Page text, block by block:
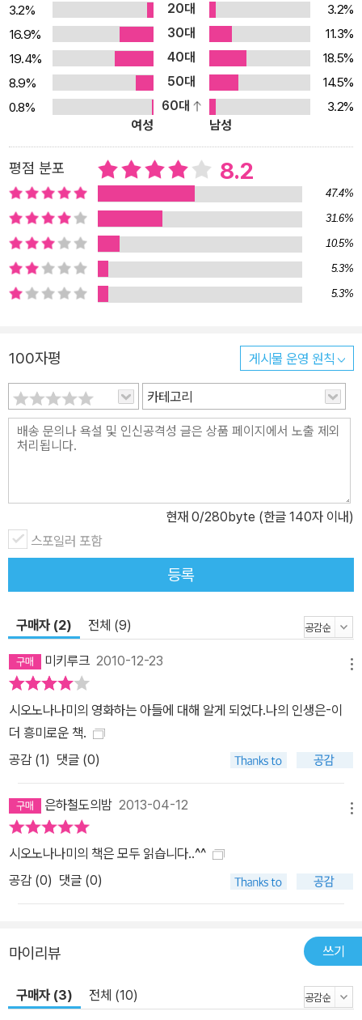
고 다양한 영화를 섭렵하면서 쌓인 내공으로 탄탄히 다져진 시모네의
평론 수준은 전문가 못지않게 심도 있고 날카롭다. 영화라면 죽고 못
사는 기이한 모자가 만일 ‘영화’라는 주제로 본격적인 대화를 나눈다
면 과연 어떤 그림이 그려질까. 시오노 나나미 담당 편집자의 제안에
서 시작되어 2009년 일본에서 펴낸 <로마에서 말하다>는 ‘아들과
나눈 영화 이야기’이자 부모와 자식의 소통과 공감에 대한 책이다. 두
사람의 대화를 읽다보면 먼저 여기서 언급되는 모든 영화를 다 꿰뚫
고 있다는 점에서 놀란다. 1940년대 이탈리아 네오리얼리즘 영화부
터 2000년 이후 블록버스터까지 총 140편의 영화를 이야기하는데
도 전혀 막힘이 없다. 척 하면 척, 그야말로 환상의 궁합을 자랑하는
파트너처럼 종횡무진 대화를 이끌어나간다. 독자들이 이 책에 등장하
는 영화를 잘 알지 못하더라도 단숨에 읽어내려갈 수 있도록 적절한
설명과 해설을 각 장 끝에 덧붙였다. 미국과 이탈리아의 영화는 이렇
게 다르다! 시모네는 미국과 이탈리아에서 [스파이더맨 2] [로드 오
영화계에서 궂은일도 마다하지 않았던 그의 생생한 증언이 실려 있
다. 그는 미국과 이탈리아의 영화산업이 근본적으로 어떻게 다른지
관계자가 아니면 잘 알기 힘든 이야기도 서슴없이 던진다. “미국 사람
들은 영화제작을 사업이라고 생각해요. 반면 이탈리아 사람들은 예술
이라고 믿죠. 사업하는 사람들은 빈틈없이 조직을 만들어, 각자가 담
하거나 담당 분야를 분명하게 가르는 것은 오히려 재능 발휘에 방해
가 된다고 해서 부정하는 경향이 있어요.”(본문 80쪽) 특히 [총독]을
촬영한 시칠리아는 마피아가 지역 문화의 하나라고 생각될 정도로 그
영향력이 영화제작까지 미친다고 한다. 제작비 절감 차원에서 엑스트
피아의 손을 빌리지 않을 수 없단다. 범죄조직이니 당연히 없애야 마
사람에게 원조하는 제공자의 역할을 하는 마피아는 시스템이 공정하
지 못한 사회에서, 유능하고 의욕적이지만 자신의 재능을 살릴 수 있
는 일자리를 찾지 못한 젊은이들을 구제한다. 이렇게 독특한 관점으
로 현 시대의 세태를 비판하는 그의 시각에서 다시 한 번 ‘모전자전’을
실감케 한다. 명불허전名不虛傳, 시대가 바뀌어도 인정받을 수밖에
없는 명감독 열전 이 책에서 가장 많은 부분을 차지하고 있는 내용은
바로 21세기를 대표하는 명감독들과 그들의 작품소개다. 비스콘티,
토르나토레, 앨트먼, 큐브릭, 구로사와 아키라, 코폴라, 루멧, 폴락, 이
스트우드 등 자기세계를 확실히 구축한 감독들의 일화도 흥미진진하
다. 그중에서도 [루드비히] [로코와 그의 형제들] [저주받은 자들]
적어도 두 번은 감상하게 된다는 점에서 비스콘티의 영화가 세월이
지나도 퇴색하지 않는 이유다. 또한 “해서는 안 되는 일이란 걸 알면
서도 하는 것이 인간, 그 부조리함을 아름답게 그리는 것이 예술”이라
고 하며 그를 높이 평가한다. 큐브릭 감독에 대해선 “영화를 대하는
3.2%
20대
3.2%
16.9%
30대
11.3%
19.4%
40대
18.5%
8.9%
50대
14.5%
0.8%
60대
3.2%
여성
남성
평점 분포 8.2
47.4%
31.6%
10.5%
5.3%
5.3%
100자평 게시물 운영 원칙
카테고리
현재 0/280byte (한글 140자 이내)
스포일러 포함
등록
구매자 (2) 전체 (9)
미키루크 2010-12-23
시오노나나미의 영화하는 아들에 대해 알게 되었다.나의 인생은-이
더 흥미로운 책.
공감 (1) 댓글 (0)
은하철도의밤 2013-04-12
시오노나나미의 책은 모두 읽습니다..^^
공감 (0) 댓글 (0)
마이리뷰 쓰기
구매자 (3) 전체 (10)